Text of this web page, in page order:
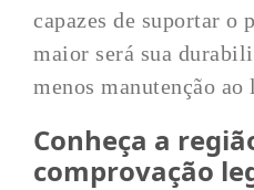
capazes de suportar o
maior será sua
menos manutenção
Conheça a
comprovação